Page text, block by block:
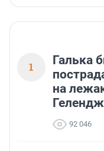
1
Галька
на
92 046